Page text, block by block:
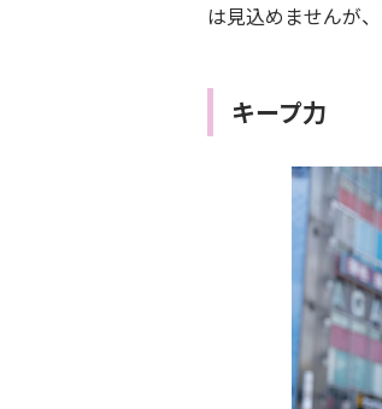
は見込めませんが
キープ力